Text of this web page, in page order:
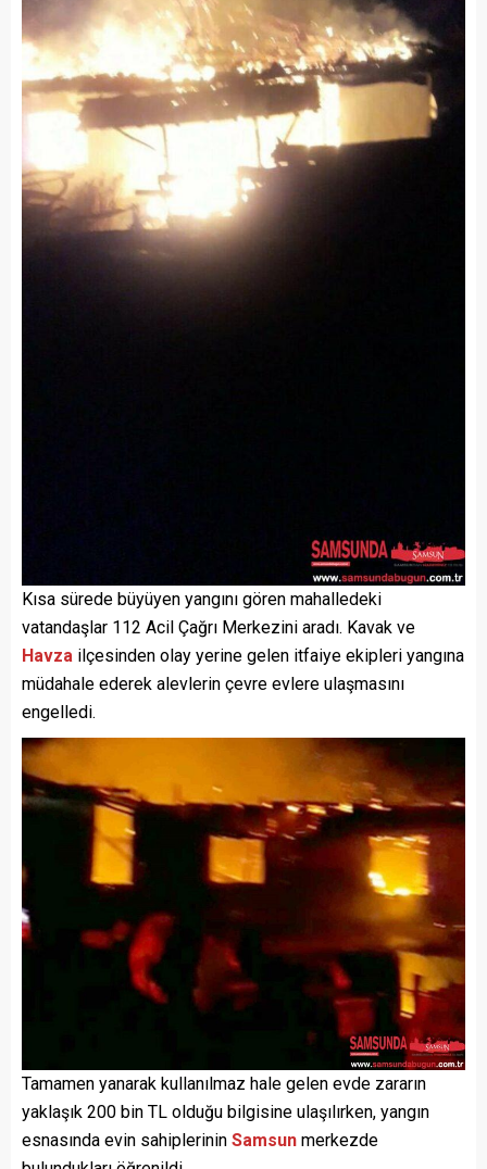
Kısa sürede büyüyen yangını gören mahalledeki
vatandaşlar 112 Acil Çağrı Merkezini aradı. Kavak ve
Havza ilçesinden olay yerine gelen itfaiye ekipleri yangına
müdahale ederek alevlerin çevre evlere ulaşmasını
engelledi.
Tamamen yanarak kullanılmaz hale gelen evde zararın
yaklaşık 200 bin TL olduğu bilgisine ulaşılırken, yangın
esnasında evin sahiplerinin Samsun merkezde